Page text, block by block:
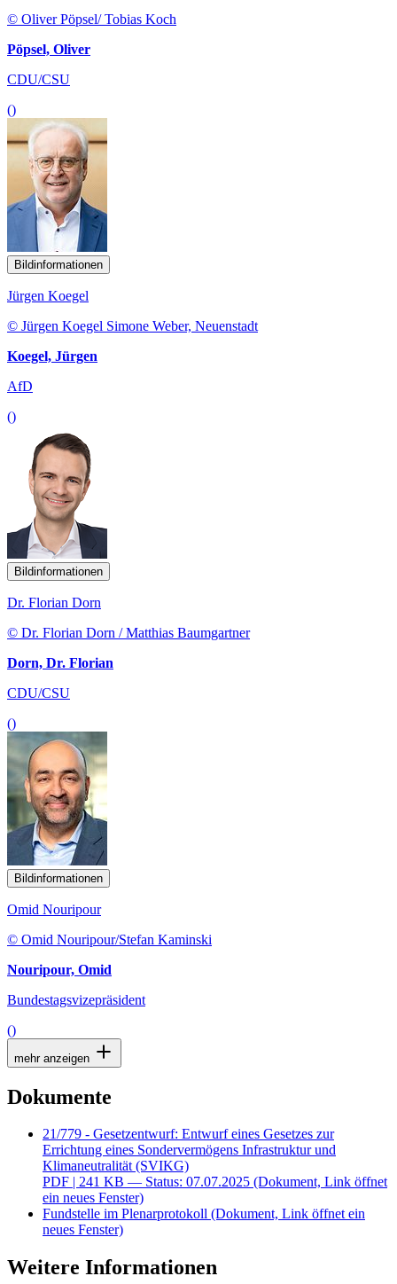
© Oliver Pöpsel/ Tobias Koch
Pöpsel, Oliver
CDU/CSU
()
Bildinformationen
Jürgen Koegel
© Jürgen Koegel Simone Weber, Neuenstadt
Koegel, Jürgen
AfD
()
Bildinformationen
Dr. Florian Dorn
© Dr. Florian Dorn / Matthias Baumgartner
Dorn, Dr. Florian
CDU/CSU
()
Bildinformationen
Omid Nouripour
© Omid Nouripour/Stefan Kaminski
Nouripour, Omid
Bundestagsvizepräsident
()
mehr anzeigen
Dokumente
21/779 - Gesetzentwurf: Entwurf eines Gesetzes zur
Errichtung eines Sondervermögens Infrastruktur und
Klimaneutralität (SVIKG)
PDF | 241 KB — Status: 07.07.2025 (Dokument, Link öffnet
ein neues Fenster)
Fundstelle im Plenarprotokoll (Dokument, Link öffnet ein
neues Fenster)
Weitere Informationen